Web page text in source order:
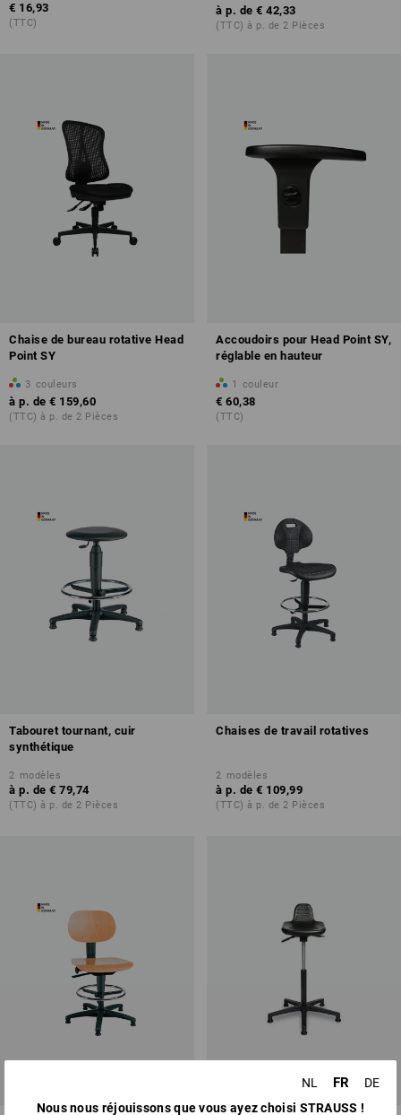
€ 16,93
(TTC)
à p. de € 42,33
(TTC) à p. de 2 Pièces
Chaise de bureau rotative Head
Point SY
3 couleurs
à p. de € 159,60
(TTC) à p. de 2 Pièces
Accoudoirs pour Head Point SY,
réglable en hauteur
1 couleur
€ 60,38
(TTC)
Tabouret tournant, cuir
synthétique
2 modèles
à p. de € 79,74
(TTC) à p. de 2 Pièces
Chaises de travail rotatives
2 modèles
à p. de € 109,99
(TTC) à p. de 2 Pièces
NL FR
DE
Nous nous réjouissons que vous ayez choisi STRAUSS !